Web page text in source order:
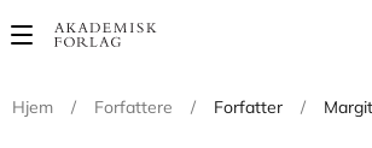
Main
Hjem
/ Forfattere / Forfatter /